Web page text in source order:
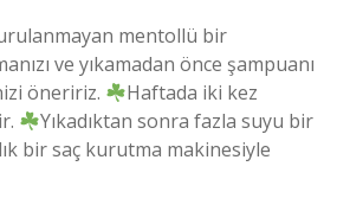
mentollü bir
ve yıkamadan önce şampuanı
öneririz.
Haftada iki kez
Yıkadıktan sonra fazla suyu bir
bir saç kurutma makinesiyle